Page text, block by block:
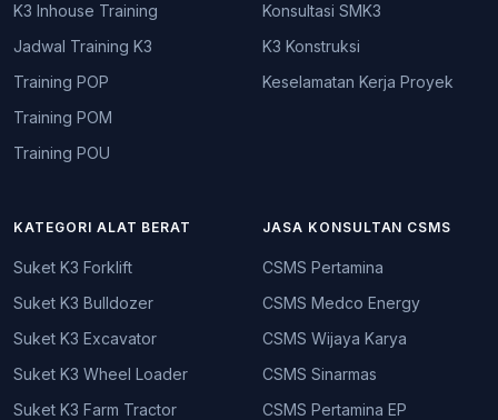
K3 Inhouse Training
Jadwal Training K3
Training POP
Training POM
Training POU
Konsultasi SMK3
K3 Konstruksi
Keselamatan Kerja Proyek
KATEGORI ALAT BERAT
Suket K3 Forklift
Suket K3 Bulldozer
Suket K3 Excavator
Suket K3 Wheel Loader
Suket K3 Farm Tractor
JASA KONSULTAN CSMS
CSMS Pertamina
CSMS Medco Energy
CSMS Wijaya Karya
CSMS Sinarmas
CSMS Pertamina EP